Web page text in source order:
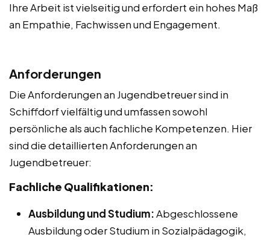
Ihre Arbeit ist vielseitig und erfordert ein hohes Maß
an Empathie, Fachwissen und Engagement.
Anforderungen
Die Anforderungen an Jugendbetreuer sind in
Schiffdorf vielfältig und umfassen sowohl
persönliche als auch fachliche Kompetenzen. Hier
sind die detaillierten Anforderungen an
Jugendbetreuer:
Fachliche Qualifikationen:
Ausbildung und Studium:Abgeschlossene
Ausbildung oder Studium in Sozialpädagogik,